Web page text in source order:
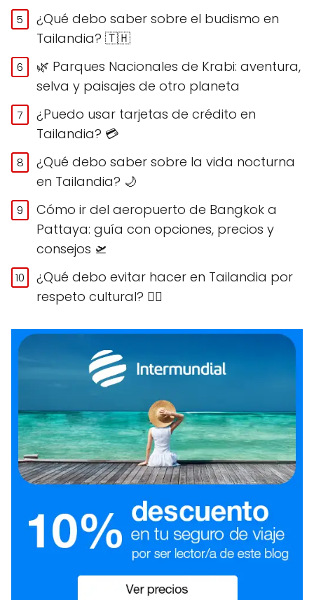
¿Qué debo saber sobre el budismo en
Tailandia? 🇹🇭
🌿 Parques Nacionales de Krabi: aventura,
selva y paisajes de otro planeta
¿Puedo usar tarjetas de crédito en
Tailandia? 💳
¿Qué debo saber sobre la vida nocturna
en Tailandia? 🌙
Cómo ir del aeropuerto de Bangkok a
Pattaya: guía con opciones, precios y
consejos 🛫
¿Qué debo evitar hacer en Tailandia por
respeto cultural? 🙅‍♀️